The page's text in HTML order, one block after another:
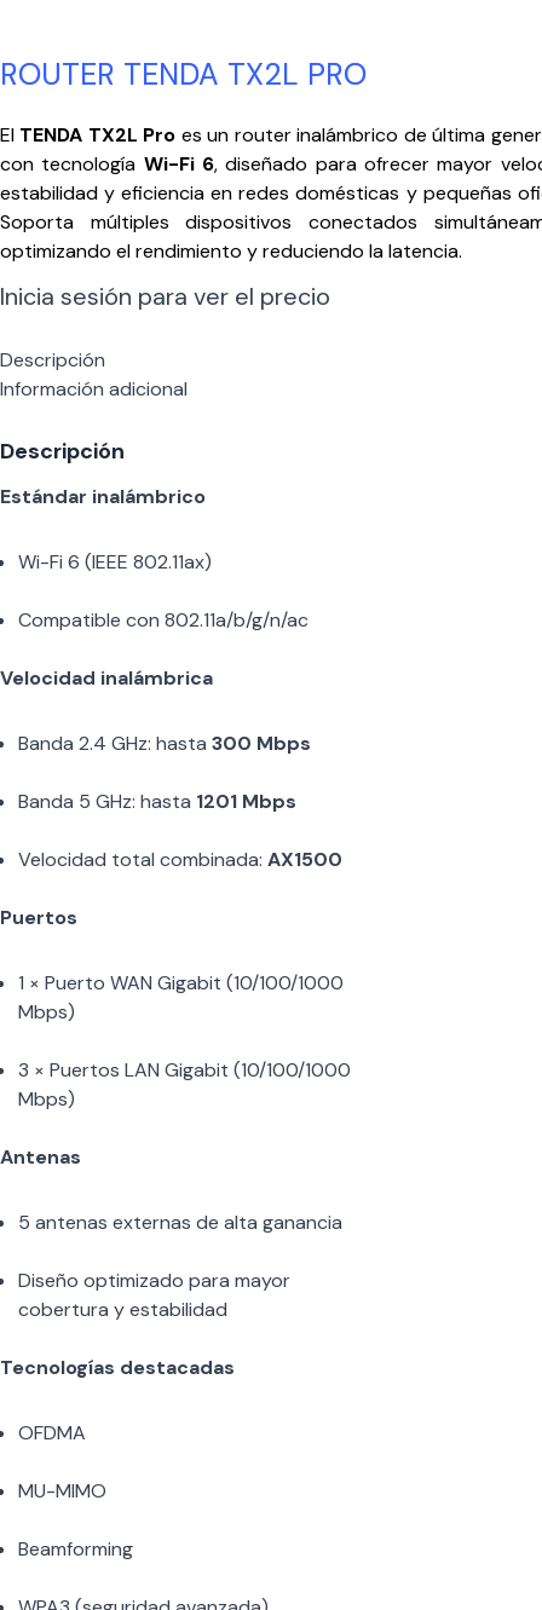
ROUTER TENDA TX2L PRO
El TENDA TX2L Pro es un router inalámbrico de última
con tecnología Wi-Fi 6, diseñado para ofrecer mayor
estabilidad y eficiencia en redes domésticas y pequeñas
Soporta múltiples dispositivos conectados
optimizando el rendimiento y reduciendo la latencia.
Inicia sesión para ver el precio
Descripción
Información adicional
Descripción
Estándar inalámbrico
Wi-Fi 6 (IEEE 802.11ax)
Compatible con 802.11a/b/g/n/ac
Velocidad inalámbrica
Banda 2.4 GHz: hasta 300 Mbps
Banda 5 GHz: hasta 1201 Mbps
Velocidad total combinada: AX1500
Puertos
1 × Puerto WAN Gigabit (10/100/1000
Mbps)
3 × Puertos LAN Gigabit (10/100/1000
Mbps)
Antenas
5 antenas externas de alta ganancia
Diseño optimizado para mayor
cobertura y estabilidad
Tecnologías destacadas
OFDMA
MU-MIMO
Beamforming